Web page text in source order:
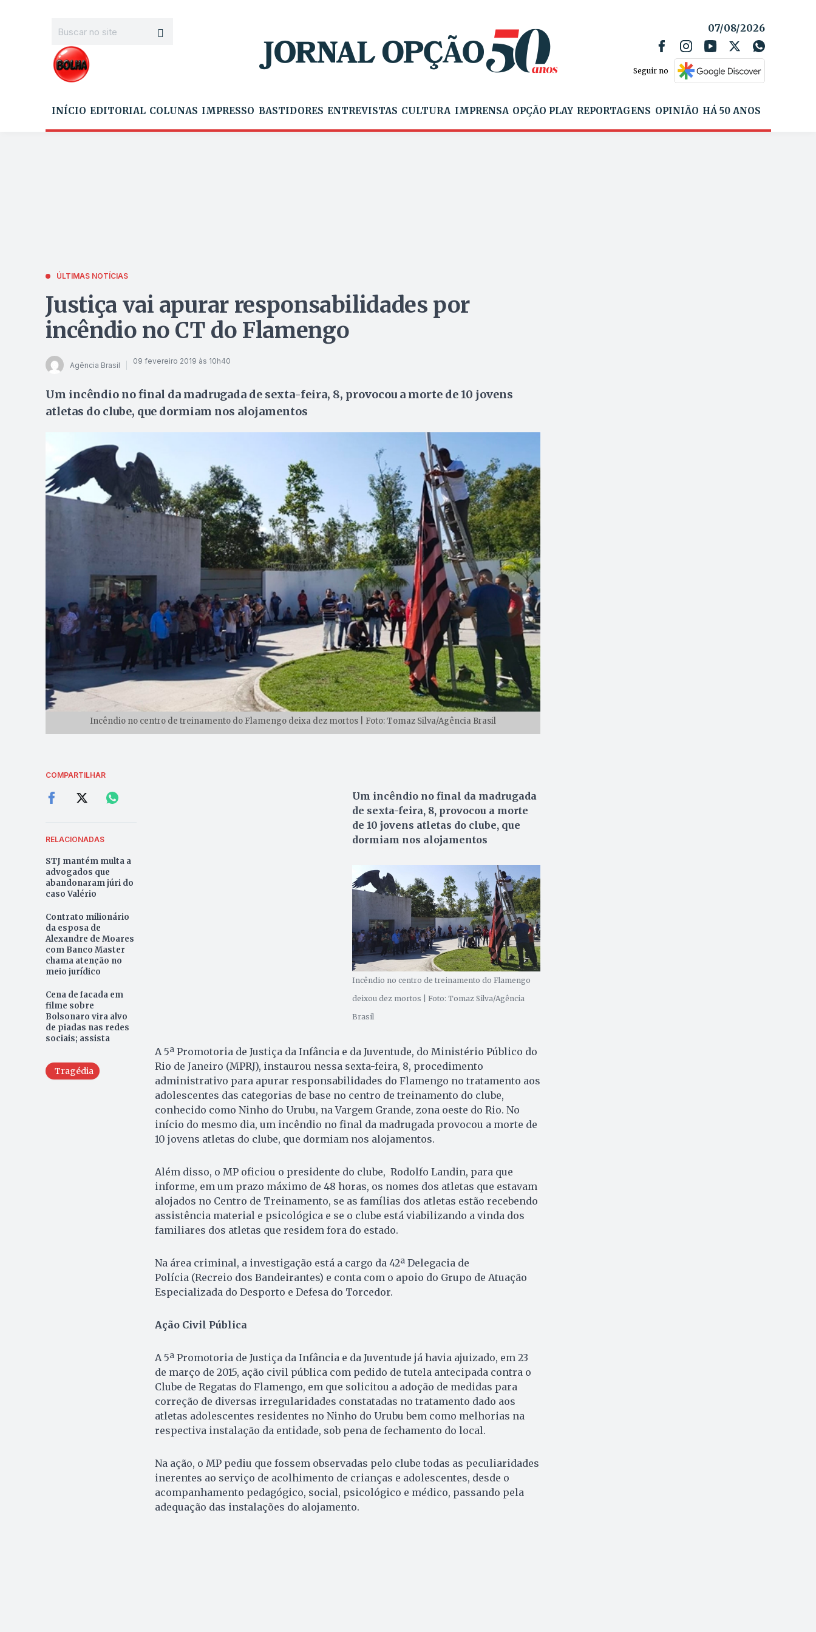
07/08/2026
Seguir no
INÍCIO EDITORIAL COLUNAS IMPRESSO BASTIDORES ENTREVISTAS CULTURA IMPRENSA OPÇÃO PLAY REPORTAGENS OPINIÃO HÁ 50 ANOS
ÚLTIMAS NOTÍCIAS
Justiça vai apurar responsabilidades por
incêndio no CT do Flamengo
Agência Brasil 09 fevereiro 2019 às 10h40
Um incêndio no final da madrugada de sexta-feira, 8, provocou a morte de 10 jovens
atletas do clube, que dormiam nos alojamentos
Incêndio no centro de treinamento do Flamengo deixa dez mortos | Foto: Tomaz Silva/Agência Brasil
COMPARTILHAR
RELACIONADAS
STJ mantém multa a
advogados que
abandonaram júri do
caso Valério
Contrato milionário
da esposa de
Alexandre de Moares
com Banco Master
chama atenção no
meio jurídico
Cena de facada em
filme sobre
Bolsonaro vira alvo
de piadas nas redes
sociais; assista
Tragédia
Um incêndio no final da madrugada
de sexta-feira, 8, provocou a morte
de 10 jovens atletas do clube, que
dormiam nos alojamentos
Incêndio no centro de treinamento do Flamengo
deixou dez mortos | Foto: Tomaz Silva/Agência
Brasil
A 5ª Promotoria de Justiça da Infância e da Juventude, do Ministério Público do
Rio de Janeiro (MPRJ), instaurou nessa sexta-feira, 8, procedimento
administrativo para apurar responsabilidades do Flamengo no tratamento aos
adolescentes das categorias de base no centro de treinamento do clube,
conhecido como Ninho do Urubu, na Vargem Grande, zona oeste do Rio. No
início do mesmo dia, um incêndio no final da madrugada provocou a morte de
10 jovens atletas do clube, que dormiam nos alojamentos.
Além disso, o MP oficiou o presidente do clube, Rodolfo Landin, para que
informe, em um prazo máximo de 48 horas, os nomes dos atletas que estavam
alojados no Centro de Treinamento, se as famílias dos atletas estão recebendo
assistência material e psicológica e se o clube está viabilizando a vinda dos
familiares dos atletas que residem fora do estado.
Na área criminal, a investigação está a cargo da 42ª Delegacia de
Polícia (Recreio dos Bandeirantes) e conta com o apoio do Grupo de Atuação
Especializada do Desporto e Defesa do Torcedor.
Ação Civil Pública
A 5ª Promotoria de Justiça da Infância e da Juventude já havia ajuizado, em 23
de março de 2015, ação civil pública com pedido de tutela antecipada contra o
Clube de Regatas do Flamengo, em que solicitou a adoção de medidas para
correção de diversas irregularidades constatadas no tratamento dado aos
atletas adolescentes residentes no Ninho do Urubu bem como melhorias na
respectiva instalação da entidade, sob pena de fechamento do local.
Na ação, o MP pediu que fossem observadas pelo clube todas as peculiaridades
inerentes ao serviço de acolhimento de crianças e adolescentes, desde o
acompanhamento pedagógico, social, psicológico e médico, passando pela
adequação das instalações do alojamento.